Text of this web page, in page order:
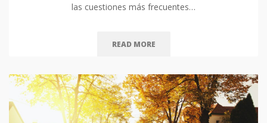
las cuestiones más frecuentes…
READ MORE